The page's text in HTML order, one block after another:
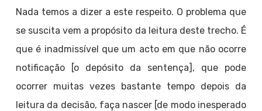
Nada temos a dizer a este respeito. O problema que
se suscita vem a propósito da leitura deste trecho. É
que é inadmissível que um acto em que não ocorre
notificação [o depósito da sentença], que pode
ocorrer muitas vezes bastante tempo depois da
leitura da decisão, faça nascer [de modo inesperado